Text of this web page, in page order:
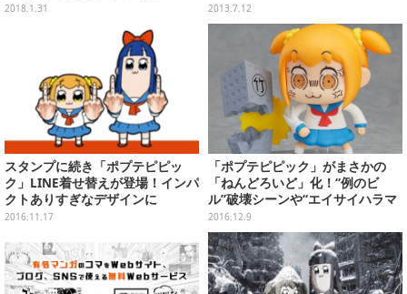
2018.1.31 2013.7.12
スタンプに続き「ポプテピピッ
ク」LINE着せ替えが登場！インパ
クトありすぎなデザインに
2016.11.17
「ポプテピピック」がまさかの
「ねんどろいど」化！“例のビ
ル”破壊シーンや“エイサイハラマ
スコイおどり”を再現可能
2016.12.9